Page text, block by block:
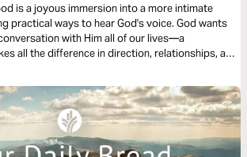
practical ways to hear God's voice. God wants
with Him all of our lives—a
all the difference in direction, relationships, and
He loves us!